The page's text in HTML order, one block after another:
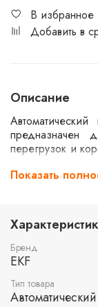
В избранное
Добавить в
Описание
предназначен
перегрузок и
и
использования в
Показать
Бренд
EKF
Тип товара